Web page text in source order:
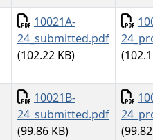
Documento
10021A-
24_submitted.pdf
(102.22 KB)
Documento
10021B-
24_submitted.pdf
(99.86 KB)